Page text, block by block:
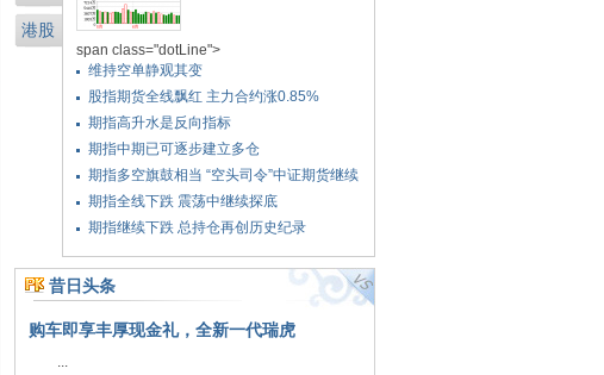
港股
span class="dotLine">
维持空单静观其变
股指期货全线飘红 主力合约涨0.85%
期指高升水是反向指标
期指中期已可逐步建立多仓
期指多空旗鼓相当 “空头司令”中证期货继续
加仓
期指全线下跌 震荡中继续探底
期指继续下跌 总持仓再创历史纪录
昔日头条
购车即享丰厚现金礼，全新一代瑞虎
...